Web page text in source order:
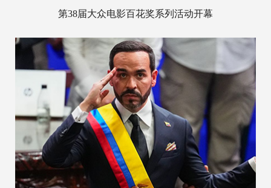
第38届大众电影百花奖系列活动开幕